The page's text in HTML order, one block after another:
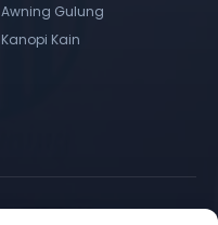
Awning Gulung
Kanopi Kain